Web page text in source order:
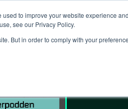
to improve your website experience
see our Privacy Policy.
But in order to comply with your
Kundehistorier